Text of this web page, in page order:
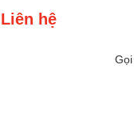
Liên hệ